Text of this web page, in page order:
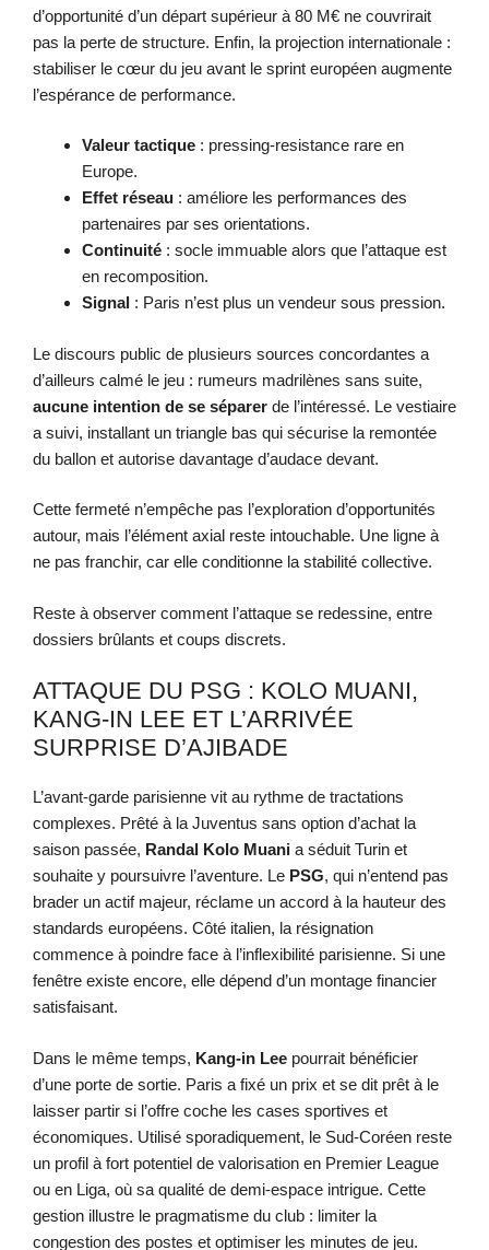
d’opportunité d’un départ supérieur à 80 M€ ne couvrirait
pas la perte de structure. Enfin, la projection internationale :
stabiliser le cœur du jeu avant le sprint européen augmente
l’espérance de performance.
Valeur tactique : pressing-resistance rare en
Europe.
Effet réseau : améliore les performances des
partenaires par ses orientations.
Continuité : socle immuable alors que l’attaque est
en recomposition.
Signal : Paris n’est plus un vendeur sous pression.
Le discours public de plusieurs sources concordantes a
d’ailleurs calmé le jeu : rumeurs madrilènes sans suite,
aucune intention de se séparer de l’intéressé. Le vestiaire
a suivi, installant un triangle bas qui sécurise la remontée
du ballon et autorise davantage d’audace devant.
Cette fermeté n’empêche pas l’exploration d’opportunités
autour, mais l’élément axial reste intouchable. Une ligne à
ne pas franchir, car elle conditionne la stabilité collective.
Reste à observer comment l’attaque se redessine, entre
dossiers brûlants et coups discrets.
ATTAQUE DU PSG : KOLO MUANI,
KANG-IN LEE ET L’ARRIVÉE
SURPRISE D’AJIBADE
L’avant-garde parisienne vit au rythme de tractations
complexes. Prêté à la Juventus sans option d’achat la
saison passée, Randal Kolo Muani a séduit Turin et
souhaite y poursuivre l’aventure. Le PSG, qui n’entend pas
brader un actif majeur, réclame un accord à la hauteur des
standards européens. Côté italien, la résignation
commence à poindre face à l’inflexibilité parisienne. Si une
fenêtre existe encore, elle dépend d’un montage financier
satisfaisant.
Dans le même temps, Kang-in Lee pourrait bénéficier
d’une porte de sortie. Paris a fixé un prix et se dit prêt à le
laisser partir si l’offre coche les cases sportives et
économiques. Utilisé sporadiquement, le Sud-Coréen reste
un profil à fort potentiel de valorisation en Premier League
ou en Liga, où sa qualité de demi-espace intrigue. Cette
gestion illustre le pragmatisme du club : limiter la
congestion des postes et optimiser les minutes de jeu.